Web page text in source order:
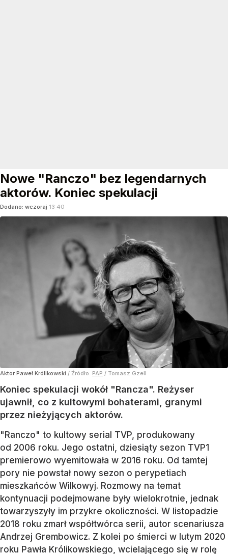
Nowe "Ranczo" bez legendarnych
aktorów. Koniec spekulacji
Dodano: wczoraj 13:40
Aktor Paweł Królikowski / Źródło: PAP / Tomasz Gzell
Koniec spekulacji wokół "Rancza". Reżyser
ujawnił, co z kultowymi bohaterami, granymi
przez nieżyjących aktorów.
"Ranczo" to kultowy serial TVP, produkowany
od 2006 roku. Jego ostatni, dziesiąty sezon TVP1
premierowo wyemitowała w 2016 roku. Od tamtej
pory nie powstał nowy sezon o perypetiach
mieszkańców Wilkowyj. Rozmowy na temat
kontynuacji podejmowane były wielokrotnie, jednak
towarzyszyły im przykre okoliczności. W listopadzie
2018 roku zmarł współtwórca serii, autor scenariusza
Andrzej Grembowicz. Z kolei po śmierci w lutym 2020
roku Pawła Królikowskiego, wcielającego się w rolę